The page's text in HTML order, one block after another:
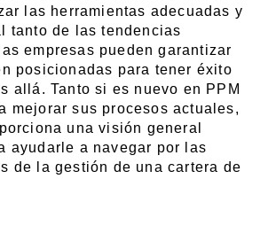
las herramientas adecuadas y
tanto de las tendencias
empresas pueden garantizar
posicionadas para tener éxito
allá. Tanto si es nuevo en PPM
mejorar sus procesos actuales,
una visión general
ayudarle a navegar por las
de la gestión de una cartera de